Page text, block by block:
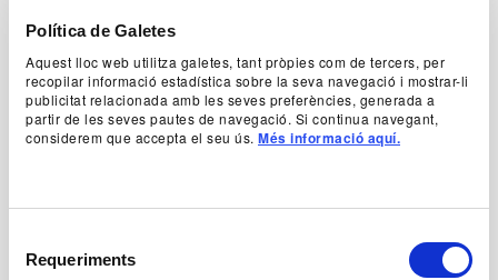
Política de Galetes
Aquest lloc web utilitza galetes, tant pròpies com de tercers, per
recopilar informació estadística sobre la seva navegació i mostrar-li
publicitat relacionada amb les seves preferències, generada a
partir de les seves pautes de navegació. Si continua navegant,
considerem que accepta el seu ús. Més informació aquí.
Requeriments
Lluïsa Cunillé, Rafael Spregelburd, Falk Richter
+ Fitxa artística